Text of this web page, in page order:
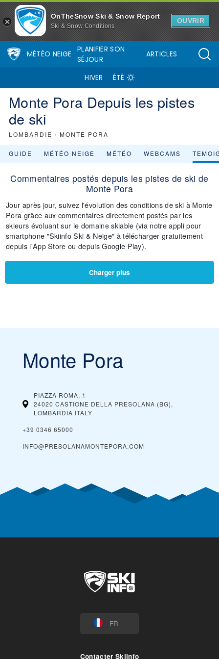
OnTheSnow Ski & Snow Report
Ski & Snow Conditions
OUVRIR
MÉTÉO NEIGE
PLANIFIER SON
SÉJOUR
ARTICLES
HIVER ÉTÉ
Monte Pora Depuis les pistes
de ski
LOMBARDIE / MONTE PORA
GUIDE MÉTÉO NEIGE MÉTÉO WEBCAMS
Commentaires postés depuis les pistes de ski de
Monte Pora
Jour après jour, suivez l'évolution des conditions de ski à Monte
Pora grâce aux commentaires directement postés par les
skieurs évoluant sur le domaine skiable (via notre appli pour
smartphone "Skiinfo Ski & Neige" à télécharger gratuitement
depuis l'App Store ou depuis Google Play).
Charger plus
Monte Pora
PIAZZA ROMA, 1
24020 CASTIONE DELLA PRESOLANA (BG),
LOMBARDIA ITALY
+39 0346 65000
INFO@PRESOLANAMONTEPORA.COM
FR
Contacter Skiinfo